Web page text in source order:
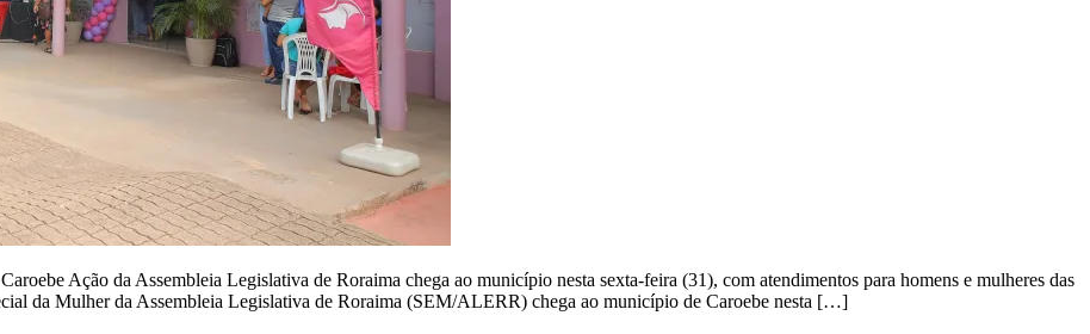
Ação da Assembleia Legislativa de Roraima chega ao município nesta sexta-feira (31), com atendimentos para homens e mulheres das
da Mulher da Assembleia Legislativa de Roraima (SEM/ALERR) chega ao município de Caroebe nesta […]